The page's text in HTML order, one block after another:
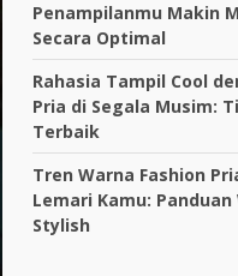
Penampilanmu Makin
Secara Optimal
Rahasia Tampil Cool
Pria di Segala Musim:
Terbaik
Tren Warna Fashion
Lemari Kamu:
Stylish